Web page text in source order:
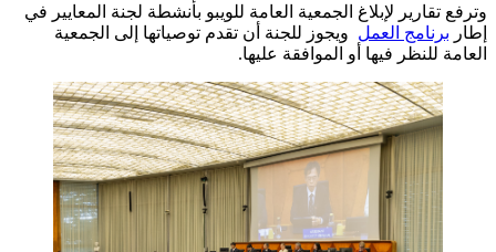
وترفع تقارير لإبلاغ الجمعية العامة للويبو بأنشطة لجنة المعايير في
إطار برنامج العمل ويجوز للجنة أن تقدم توصياتها إلى الجمعية
العامة للنظر فيها أو الموافقة عليها.